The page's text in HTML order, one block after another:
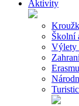
Aktivity
Školní
Výlety